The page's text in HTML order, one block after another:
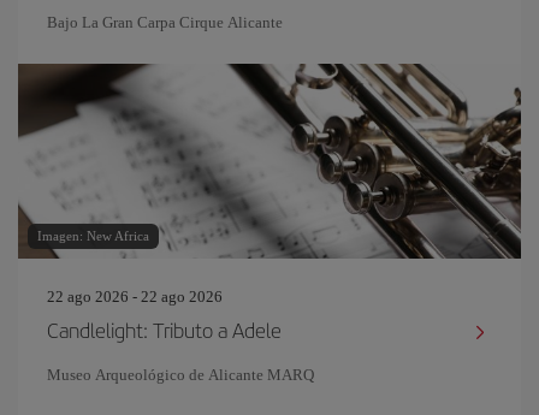
Bajo La Gran Carpa Cirque Alicante
Imagen: New Africa
22 ago 2026 - 22 ago 2026
Candlelight: Tributo a Adele
Museo Arqueológico de Alicante MARQ